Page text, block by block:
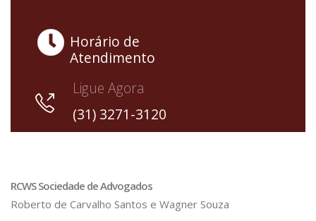
Horário de
Atendimento
Ligue Agora
(31) 3271-3120
RCWS Sociedade de Advogados
Roberto de Carvalho Santos e Wagner Souza